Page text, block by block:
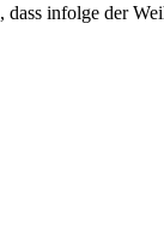
infolge der